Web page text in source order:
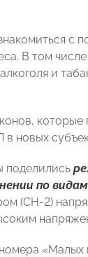
с
В том
и
новых
поделились
по
(СН-2)